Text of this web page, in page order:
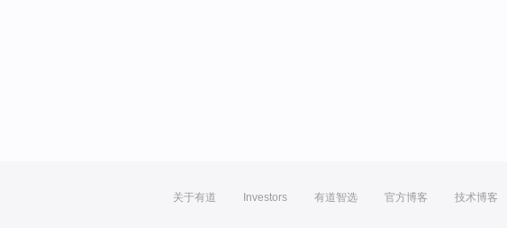
关于有道 Investors 有道智选 官方博客 技术博客